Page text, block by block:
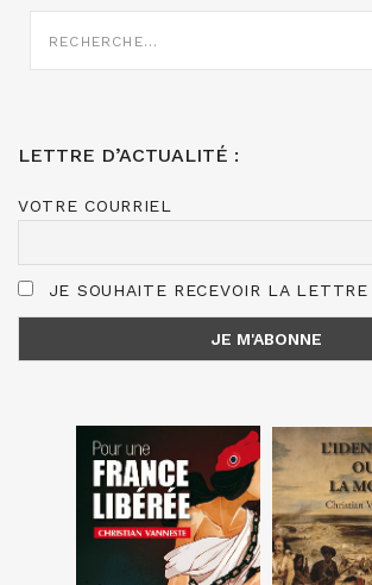
SUR
LETTRE D’ACTUALITÉ :
VOTRE COURRIEL
JE SOUHAITE RECEVOIR LA LETTRE